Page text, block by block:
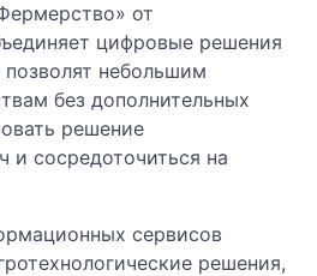
от
цифровые решения
небольшим
без дополнительных
решение
и сосредоточиться на
сервисов
решения,